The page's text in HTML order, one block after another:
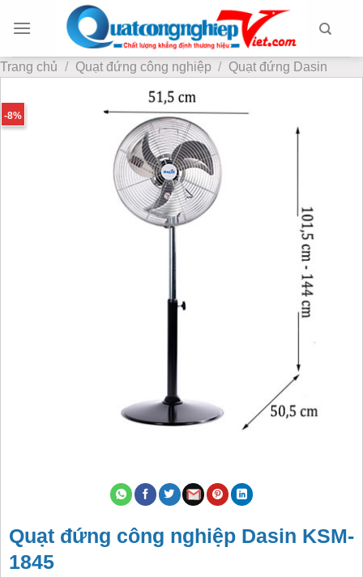
đến
dung
Trang chủ / Quạt đứng công nghiệp / Quạt đứng Dasin
-8%
Quạt đứng công nghiệp Dasin KSM-
1845